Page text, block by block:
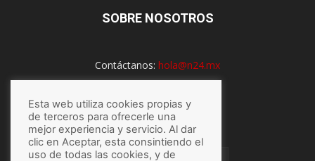
SOBRE NOSOTROS
Contáctanos: hola@n24.mx
SÍGUENOS
Esta web utiliza cookies propias y
de terceros para ofrecerle una
mejor experiencia y servicio. Al dar
clic en Aceptar, esta consintiendo el
uso de todas las cookies, y de